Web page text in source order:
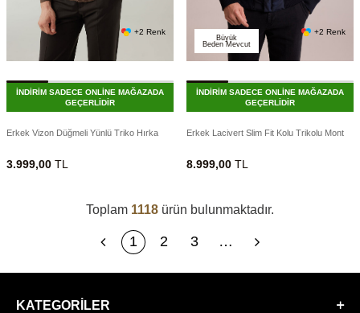
+2 Renk
İNDİRİM SADECE ONLİNE MAĞAZADA
GEÇERLİDİR
Erkek Vizon Düğmeli Yünlü Triko Hırka
3.999,00 TL
Büyük
Beden Mevcut
+2 Renk
İNDİRİM SADECE ONLİNE MAĞAZADA
GEÇERLİDİR
Erkek Lacivert Slim Fit Kolu Trikolu Mont
8.999,00 TL
Toplam 1118 ürün bulunmaktadır.
1 2 3 …
KATEGORILER